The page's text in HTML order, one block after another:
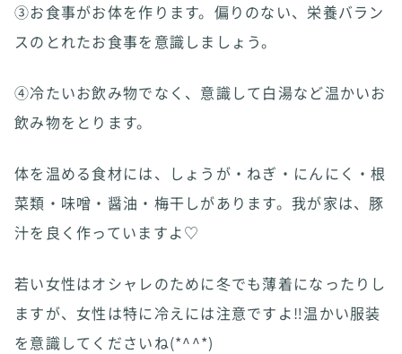
③お食事がお体を作ります。偏りのない、栄養バラン
スのとれたお食事を意識しましょう。
④冷たいお飲み物でなく、意識して白湯など温かいお
飲み物をとります。
体を温める食材には、しょうが・ねぎ・にんにく・根
菜類・味噌・醤油・梅干しがあります。我が家は、豚
汁を良く作っていますよ♡
若い女性はオシャレのために冬でも薄着になったりし
ますが、女性は特に冷えには注意ですよ‼︎温かい服装
を意識してくださいね(*^^*)